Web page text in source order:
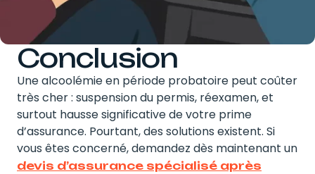
Conclusion
Une alcoolémie en période probatoire peut coûter
très cher : suspension du permis, réexamen, et
surtout hausse significative de votre prime
d’assurance. Pourtant, des solutions existent. Si
vous êtes concerné, demandez dès maintenant un
devis d’assurance spécialisé après